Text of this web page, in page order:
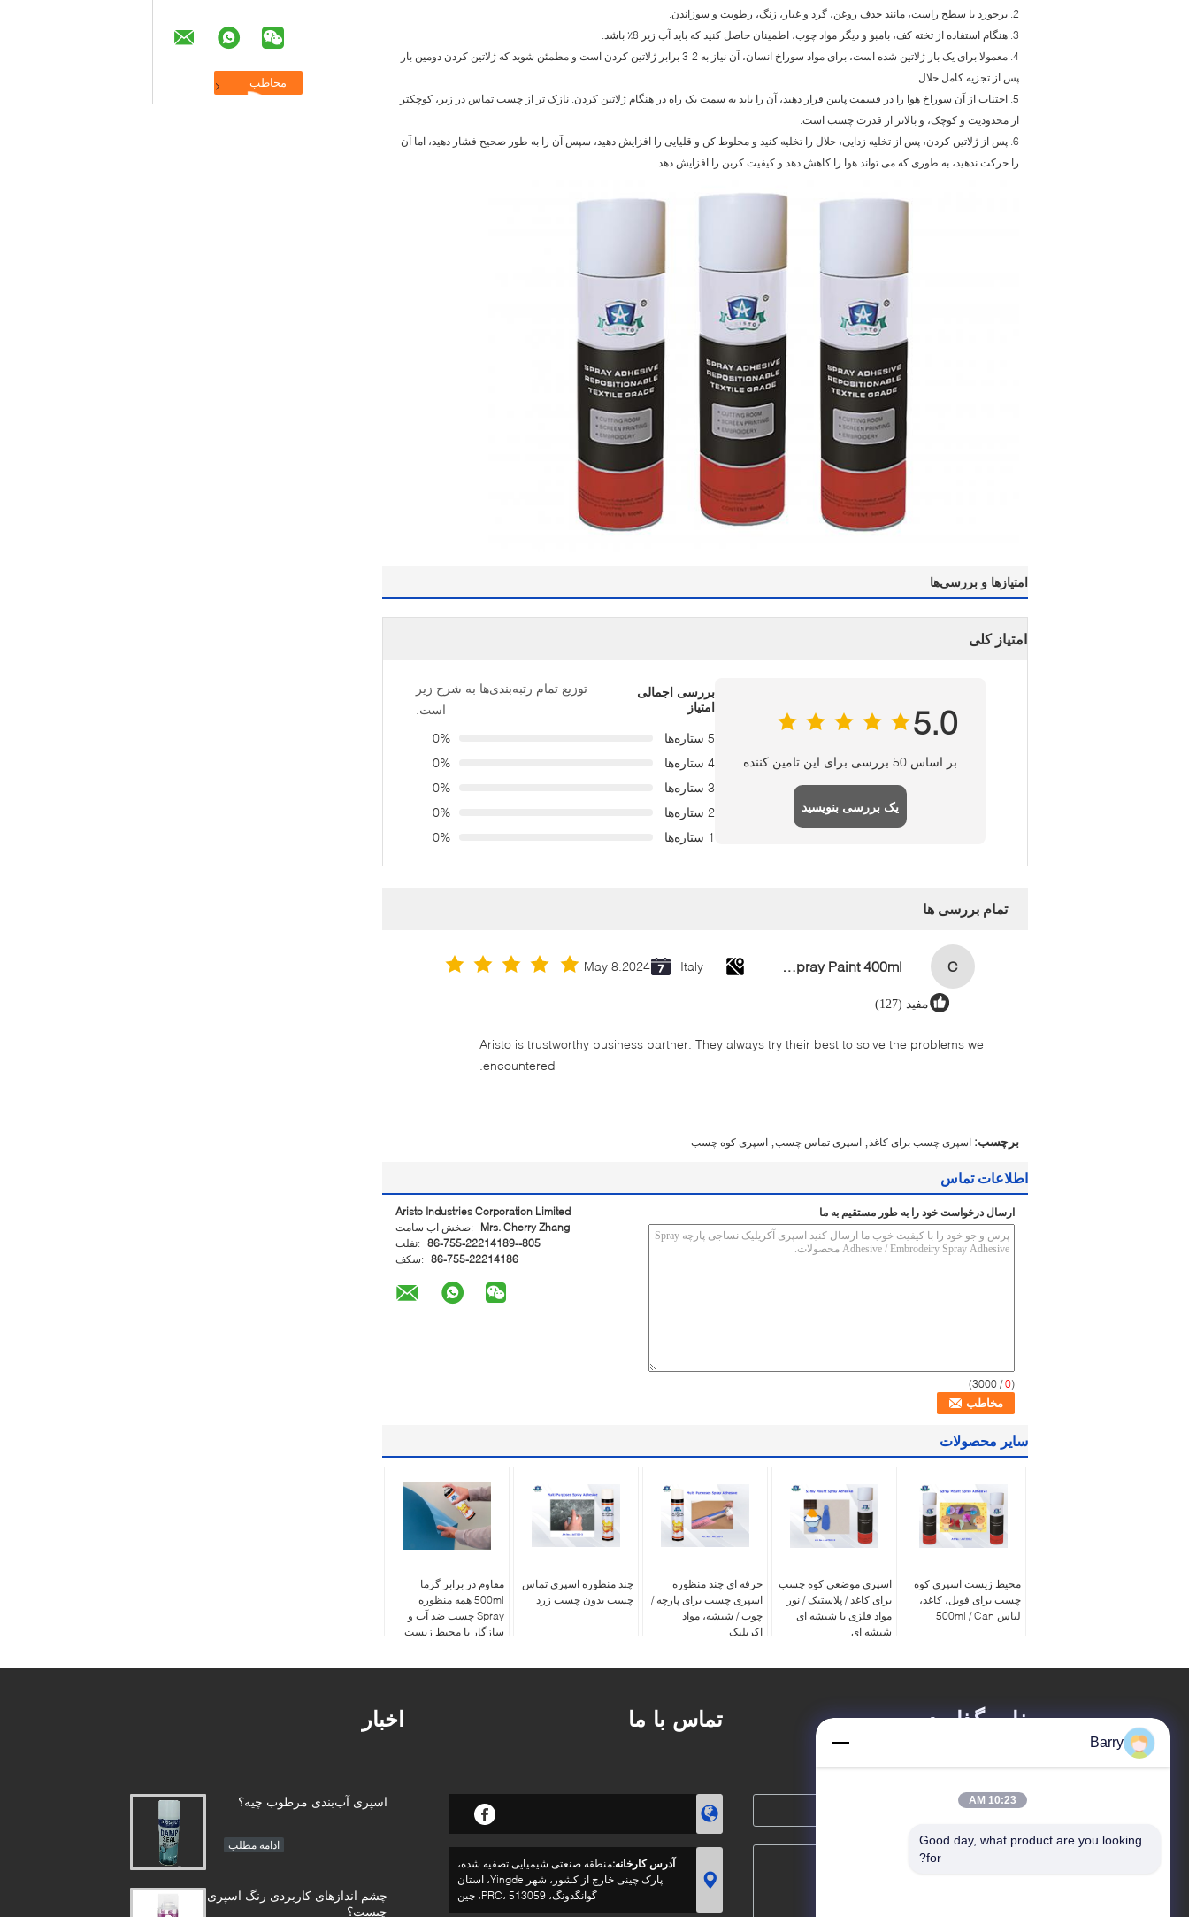
2. برخورد با سطح راست، مانند حذف روغن، گرد و غبار، زنگ، رطوبت و سوزاندن.
3. هنگام استفاده از تخته کف، بامبو و دیگر مواد چوب، اطمینان حاصل کنید که باید آب زیر 8٪ باشد.
4. معمولا برای یک بار ژلاتین شده است، برای مواد سوراخ انسان، آن نیاز به 2-3 برابر ژلاتین کردن است و مطمئن شوید که ژلاتین کردن دومین بار
پس از تجزیه کامل حلال
5. اجتناب از آن سوراخ هوا را در قسمت پایین قرار دهید، آن را باید به سمت یک راه در هنگام ژلاتین کردن. نازک تر از چسب تماس در زیر، کوچکتر
از محدودیت و کوچک، و بالاتر از قدرت چسب است.
6. پس از ژلاتین کردن، پس از تخلیه زدایی، حلال را تخلیه کنید و مخلوط کن و قلیایی را افزایش دهید، سپس آن را به طور صحیح فشار دهید، اما آن
را حرکت ندهید، به طوری که می تواند هوا را کاهش دهد و کیفیت کربن را افزایش دهد.
امتیازها و بررسی‌ها
امتیاز کلی
5.0
بر اساس 50 بررسی برای این تامین کننده
یک بررسی بنویسید
بررسی اجمالی
امتیاز
توزیع تمام رتبه‌بندی‌ها به شرح زیر
است.
5 ستاره‌ها
0%
4 ستاره‌ها
0%
3 ستاره‌ها
0%
2 ستاره‌ها
0%
1 ستاره‌ها
0%
تمام بررسی ها
C
Cold Galvanizing Zinc Spray Paint 400ml
Italy
May 8.2024
مفید (127)
Aristo is trustworthy business partner. They always try their best to solve the problems we
encountered.
برچسب: اسپری چسب برای کاغذ اسپری تماس چسب اسپری کوه چسب
اطلاعات تماس
Aristo Industries Corporation Limited
تماس با شخص:
Mrs. Cherry Zhang
تلفن: 86-755-22214189--805
فکس: 86-755-22214186
ارسال درخواست خود را به طور مستقیم به ما
(
0
/ 3000)
سایر محصولات
مقاوم در برابر گرما
500ml همه منظوره
Spray چسب ضد آب و
سازگار با محیط زیست
چند منظوره اسپری تماس
چسب بدون چسب زرد
حرفه ای چند منظوره
اسپری چسب برای پارچه /
چوب / شیشه، مواد
اکریلیک
اسپری موضعی کوه چسب
برای کاغذ / پلاستیک / نور
مواد فلزی یا شیشه ای
شیشه ای
محیط زیست اسپری کوه
چسب برای فویل، کاغذ،
لباس 500ml / Can
اخبار
اسپری آب‌بندی مرطوب چیه؟
ادامه مطلب
چشم اندازهای کاربردی رنگ اسپری
چیست؟
تماس با ما
آدرس کارخانه:منطقه صنعتی شیمیایی تصفیه شده،
پارک چینی خارج از کشور، شهر Yingde، استان
گوانگدونگ، PRC، 513059، چین
پیغام بگذارید
Barry
10:23 AM
Good day, what product are you looking
for?